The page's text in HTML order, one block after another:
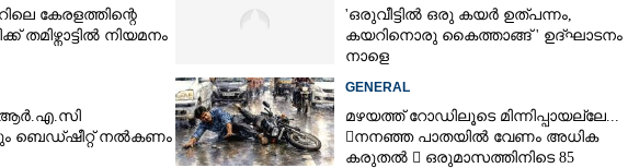
കേരളത്തിന്റെ
തമിഴ്നാട്ടിൽ നിയമനം
'ഒരുവീട്ടിൽ ഒരു കയർ ഉത്പന്നം,
കയറിനൊരു കൈത്താങ്ങ് ' ഉദ്ഘാടനം
നാളെ
ആർ.എ.സി
ബെഡ്ഷീറ്റ് നൽകണം
GENERAL
മഴയത്ത് റോഡിലൂടെ മിന്നിപ്പായല്ലേ...
നനഞ്ഞ പാതയിൽ വേണം അധിക
കരുതൽ  ഒരുമാസത്തിനിടെ 85